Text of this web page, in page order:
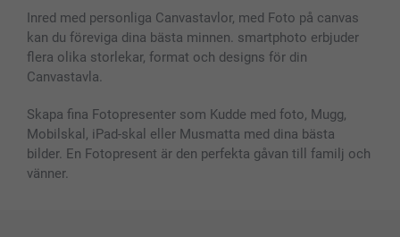
Fotoramar & Tillbehör
Presentkort
Alla fotoprodukter
Inred med personliga Canvastavlor, med Foto på canvas
kan du föreviga dina bästa minnen. smartphoto erbjuder
flera olika storlekar, format och designs för din
Canvastavla.
Skapa fina Fotopresenter som Kudde med foto, Mugg,
Mobilskal, iPad-skal eller Musmatta med dina bästa
bilder. En Fotopresent är den perfekta gåvan till familj och
vänner.